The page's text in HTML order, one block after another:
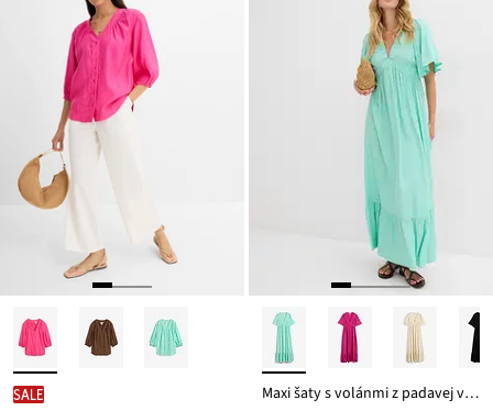
SALE Maxi šaty s volánmi z padavej viskózy